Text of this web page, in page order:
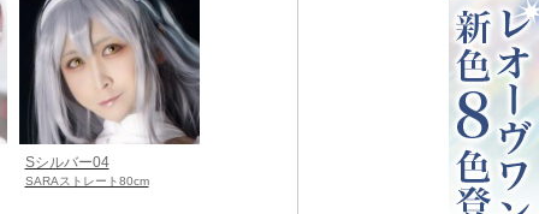
Sシルバー04
SARAストレート80cm